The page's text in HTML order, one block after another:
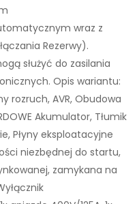
wraz z
Rezerwy).
służyć do zasilania
Opis wariantu:
rozruch, AVR, Obudowa
Akumulator, Tłumik
Płyny eksploatacyjne
niezbędnej do startu,
zamykana na